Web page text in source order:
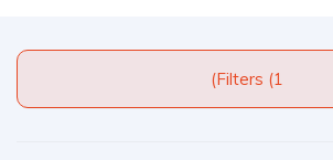
Filters (1)